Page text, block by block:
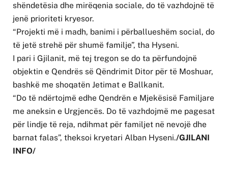
shëndetësia dhe mirëqenia sociale, do të vazhdojnë të
jenë prioriteti kryesor.
“Projekti më i madh, banimi i përballueshëm social, do
të jetë strehë për shumë familje”, tha Hyseni.
I pari i Gjilanit, më tej tregon se do ta përfundojnë
objektin e Qendrës së Qëndrimit Ditor për të Moshuar,
bashkë me shoqatën Jetimat e Ballkanit.
“Do të ndërtojmë edhe Qendrën e Mjekësisë Familjare
me aneksin e Urgjencës. Do të vazhdojmë me pagesat
për lindje të reja, ndihmat për familjet në nevojë dhe
barnat falas”, theksoi kryetari Alban Hyseni./GJILANI
INFO/